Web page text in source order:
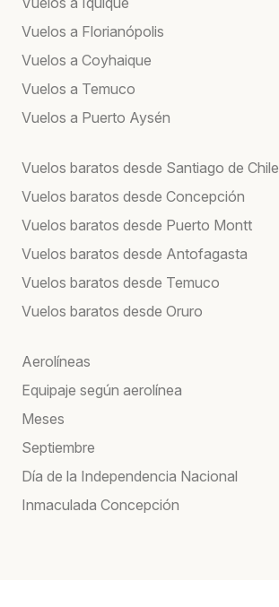
Vuelos a Florianópolis
Vuelos a Coyhaique
Vuelos a Temuco
Vuelos a Puerto Aysén
Vuelos baratos desde Santiago de Chile
Vuelos baratos desde Concepción
Vuelos baratos desde Puerto Montt
Vuelos baratos desde Antofagasta
Vuelos baratos desde Temuco
Vuelos baratos desde Oruro
Aerolíneas
Equipaje según aerolínea
Meses
Septiembre
Día de la Independencia Nacional
Inmaculada Concepción